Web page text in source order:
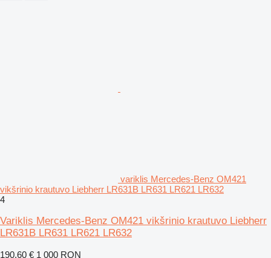
variklis Mercedes-Benz OM421
vikšrinio krautuvo Liebherr LR631B LR631 LR621 LR632
4
Variklis Mercedes-Benz OM421 vikšrinio krautuvo Liebherr
LR631B LR631 LR621 LR632
190,60 € 1 000 RON